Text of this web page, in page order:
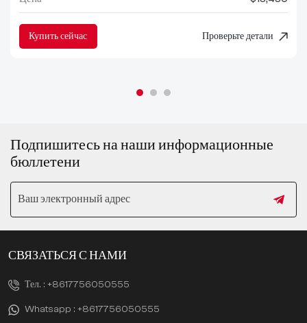
Купить сейчас Проверьте детали
Подпишитесь на наши информационные
бюллетени
СВЯЗАТЬСЯ С НАМИ
Тел. : +8617756050555
Whatsapp : +8617756050555